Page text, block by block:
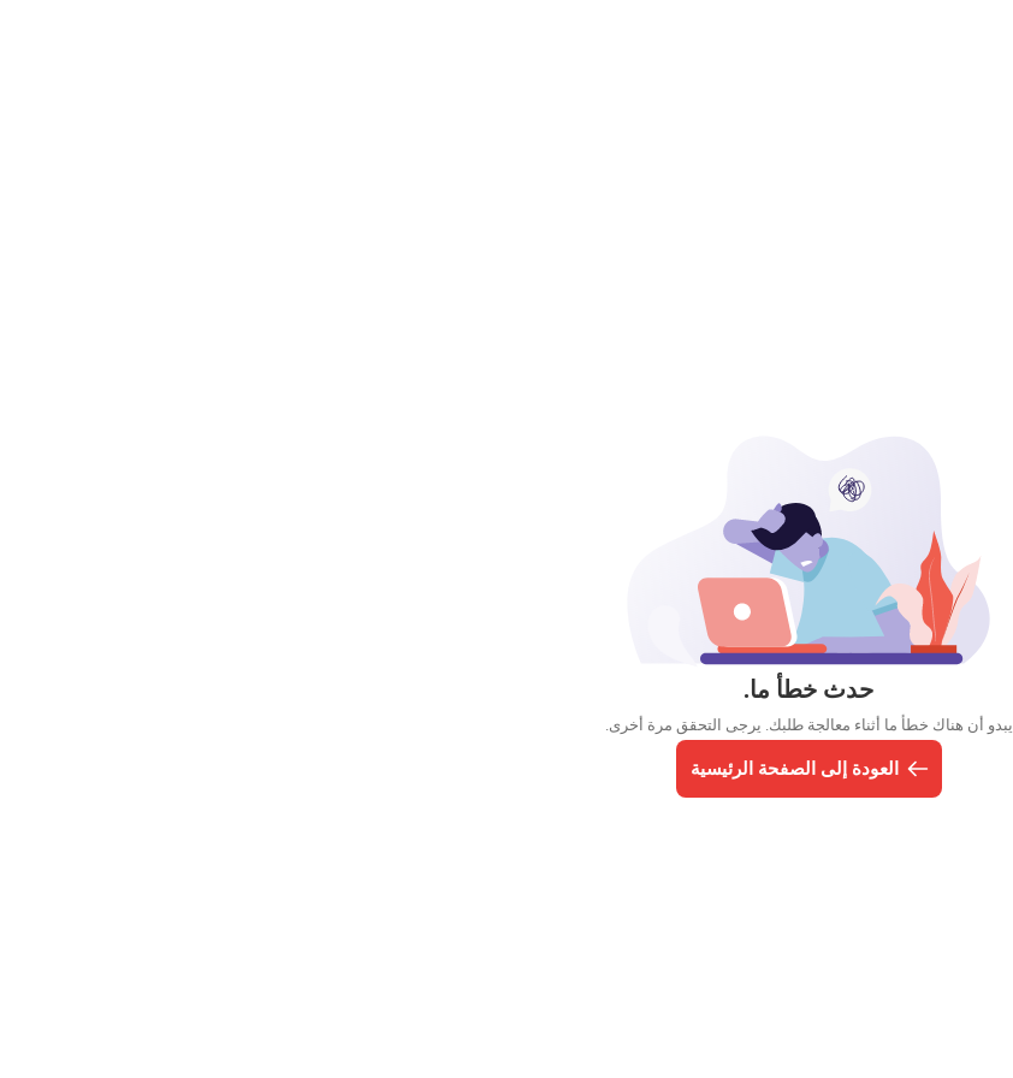
حدث خطأ ما.
يبدو أن هناك خطأ ما أثناء معالجة طلبك. يرجى التحقق مرة أخرى.
العودة إلى الصفحة الرئيسية